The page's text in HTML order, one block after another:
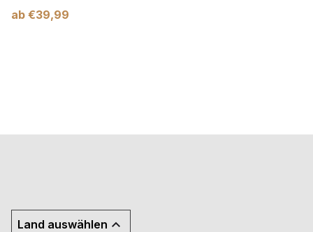
ab €39,99
Land auswählen